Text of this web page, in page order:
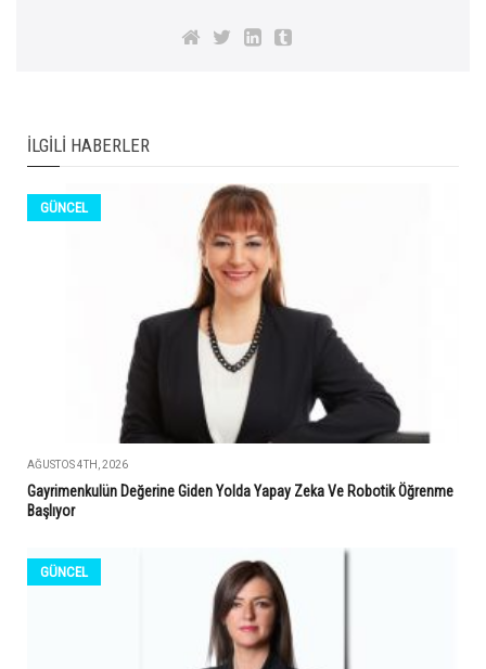
İLGILI HABERLER
GÜNCEL
AĞUSTOS 4TH, 2026
Gayrimenkulün Değerine Giden Yolda Yapay Zeka Ve Robotik Öğrenme
Başlıyor
GÜNCEL